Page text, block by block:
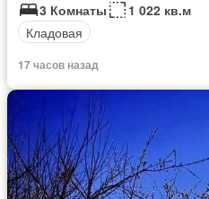
3 Комнаты
1 022 кв.м
Кладовая
17 часов назад